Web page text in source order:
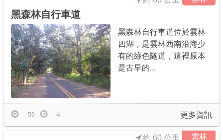
黑森林自行車道
黑森林自行車道位於雲林
四湖，是雲林西南沿海少
有的綠色隧道，這裡原本
是古早的...
更多資訊
59 4
雲林
約 60 公里